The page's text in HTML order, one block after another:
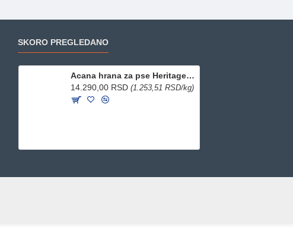
SKORO PREGLEDANO
Acana hrana za pse Heritage Senior 11.4kg
14.290,00 RSD(1.253,51 RSD/kg)